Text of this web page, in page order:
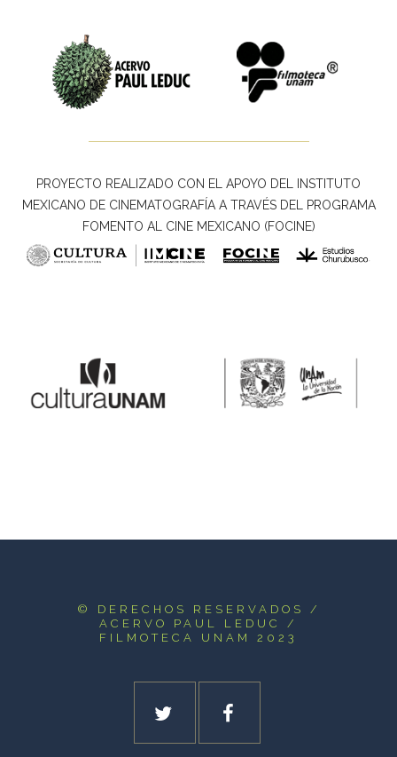
PROYECTO REALIZADO CON EL APOYO DEL INSTITUTO
MEXICANO DE CINEMATOGRAFÍA A TRAVÉS DEL PROGRAMA
FOMENTO AL CINE MEXICANO (FOCINE)
© DERECHOS RESERVADOS
/
ACERVO PAUL LEDUC /
FILMOTECA UNAM 2023